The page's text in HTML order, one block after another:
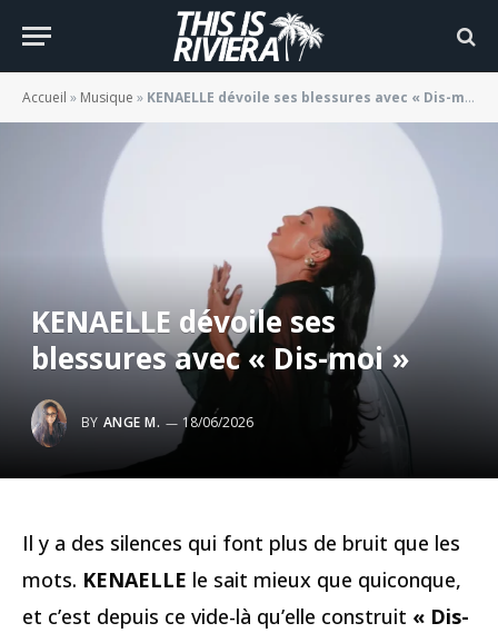
Accueil » Musique » KENAELLE dévoile ses blessures avec « Dis-moi »
KENAELLE dévoile ses
blessures avec « Dis-moi »
BY ANGE M. 18/06/2026
Il y a des silences qui font plus de bruit que les
mots. KENAELLE le sait mieux que quiconque,
et c’est depuis ce vide-là qu’elle construit « Dis-